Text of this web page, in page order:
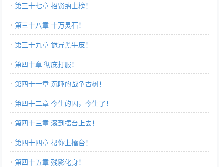
第三十七章 招贤纳士榜！
第三十八章 十万灵石！
第三十九章 诡异黑牛皮！
第四十章 彻底打服！
第四十一章 沉睡的战争古树！
第四十二章 今生的因，今生了！
第四十三章 滚到擂台上去！
第四十四章 帮你上擂台！
第四十五章 残影化身！